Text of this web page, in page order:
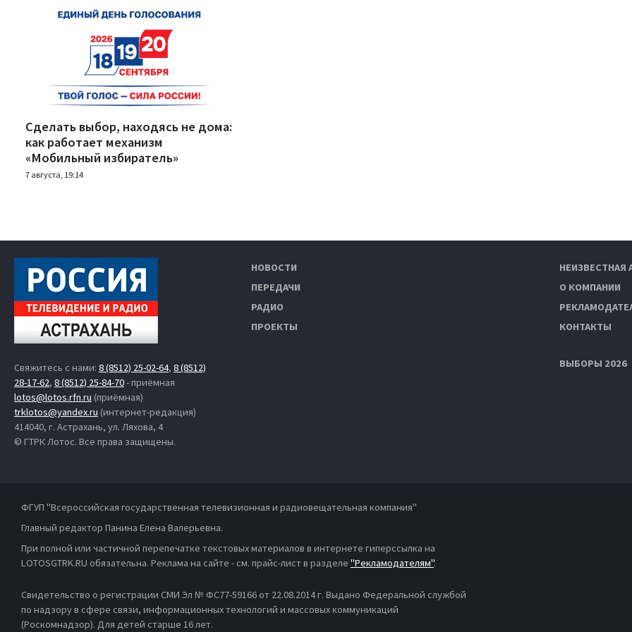
Сделать выбор, находясь не дома:
как работает механизм
«Мобильный избиратель»
7 августа, 19:14
Свяжитесь с нами: 8 (8512) 25-02-64, 8 (8512)
28-17-62, 8 (8512) 25-84-70- приёмная
lotos@lotos.rfn.ru (приёмная)
trklotos@yandex.ru (интернет-редакция)
414040, г. Астрахань, ул. Ляхова, 4
© ГТРК Лотос. Все права защищены.
НОВОСТИ
ПЕРЕДАЧИ
РАДИО
ПРОЕКТЫ
НЕИЗВЕСТНАЯ
О КОМПАНИИ
КОНТАКТЫ
ВЫБОРЫ 2026
ФГУП "Всероссийская государственная телевизионная и радиовещательная компания"
Главный редактор Панина Елена Валерьевна.
При полной или частичной перепечатке текстовых материалов в интернете гиперссылка на
LOTOSGTRK.RU обязательна. Реклама на сайте - см. прайс-лист в разделе "Рекламодателям".
Свидетельство о регистрации СМИ Эл № ФС77-59166 от 22.08.2014 г. Выдано Федеральной службой
по надзору в сфере связи, информационных технологий и массовых коммуникаций
(Роскомнадзор). Для детей старше 16 лет.